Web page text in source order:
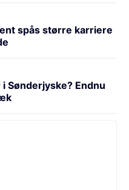
spås større karriere
Sønderjyske? Endnu